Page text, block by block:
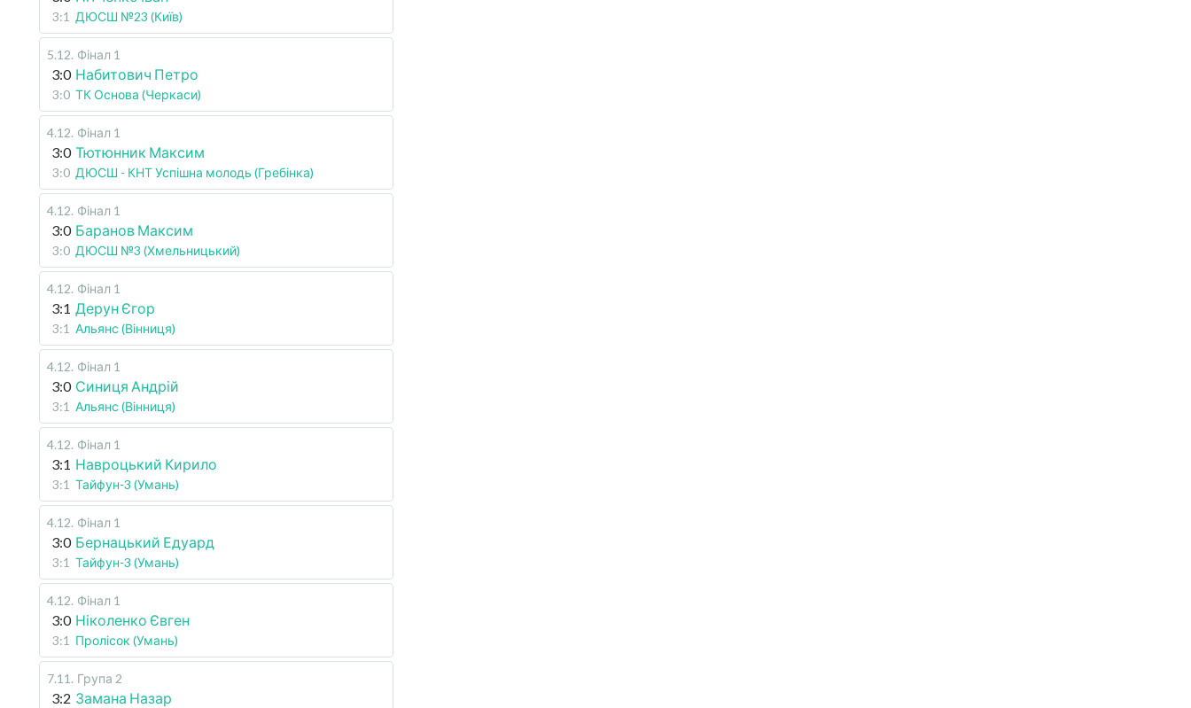
3:1 ДЮСШ №23 (Київ)
5.12. Фінал 1
3:0 Набитович Петро
3:0 ТК Основа (Черкаси)
4.12. Фінал 1
3:0 Тютюнник Максим
3:0 ДЮСШ - КНТ Успішна молодь (Гребінка)
4.12. Фінал 1
3:0 Баранов Максим
3:0 ДЮСШ №3 (Хмельницький)
4.12. Фінал 1
3:1 Дерун Єгор
3:1 Альянс (Вінниця)
4.12. Фінал 1
3:0 Синиця Андрій
3:1 Альянс (Вінниця)
4.12. Фінал 1
3:1 Навроцький Кирило
3:1 Тайфун-3 (Умань)
4.12. Фінал 1
3:0 Бернацький Едуард
3:1 Тайфун-3 (Умань)
4.12. Фінал 1
3:0 Ніколенко Євген
3:1 Пролісок (Умань)
7.11 . Група 2
3:2 Замана Назар